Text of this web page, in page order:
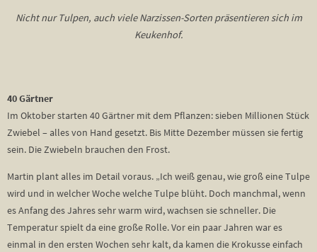
Nicht nur Tulpen, auch viele Narzissen-Sorten präsentieren sich im
Keukenhof.
40 Gärtner
Im Oktober starten 40 Gärtner mit dem Pflanzen: sieben Millionen Stück
Zwiebel – alles von Hand gesetzt. Bis Mitte Dezember müssen sie fertig
sein. Die Zwiebeln brauchen den Frost.
Martin plant alles im Detail voraus. „Ich weiß genau, wie groß eine Tulpe
wird und in welcher Woche welche Tulpe blüht. Doch manchmal, wenn
es Anfang des Jahres sehr warm wird, wachsen sie schneller. Die
Temperatur spielt da eine große Rolle. Vor ein paar Jahren war es
einmal in den ersten Wochen sehr kalt, da kamen die Krokusse einfach